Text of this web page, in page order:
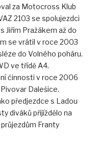
za Motocross Klub
2103 se spolujezdci
Jiřím Pražákem až do
se vrátil v roce 2003
do Volného poháru.
ve třídě A4.
činnosti v roce 2006
Dalešice.
předjezdce s Ladou
diváků přijíždělo na
Franty